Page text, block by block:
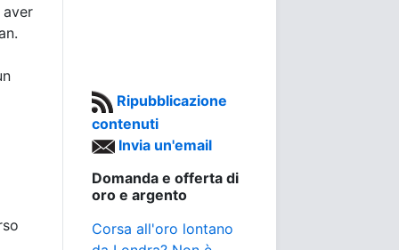
Ripubblicazione
contenuti
Invia un'email
Domanda e offerta di
oro e argento
Corsa all'oro lontano